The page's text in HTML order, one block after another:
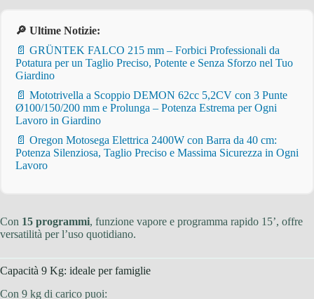
🔎 Ultime Notizie:
📄 GRÜNTEK FALCO 215 mm – Forbici Professionali da
Potatura per un Taglio Preciso, Potente e Senza Sforzo nel Tuo
Giardino
📄 Mototrivella a Scoppio DEMON 62cc 5,2CV con 3 Punte
Ø100/150/200 mm e Prolunga – Potenza Estrema per Ogni
Lavoro in Giardino
📄 Oregon Motosega Elettrica 2400W con Barra da 40 cm:
Potenza Silenziosa, Taglio Preciso e Massima Sicurezza in Ogni
Lavoro
Con 15 programmi, funzione vapore e programma rapido 15’, offre
versatilità per l’uso quotidiano.
Capacità 9 Kg: ideale per famiglie
Con 9 kg di carico puoi: